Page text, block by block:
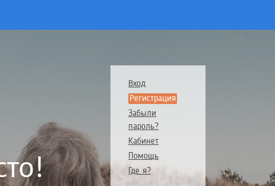
Вход
Регистрация
Забыли
пароль?
Кабинет
Помощь
Где я?